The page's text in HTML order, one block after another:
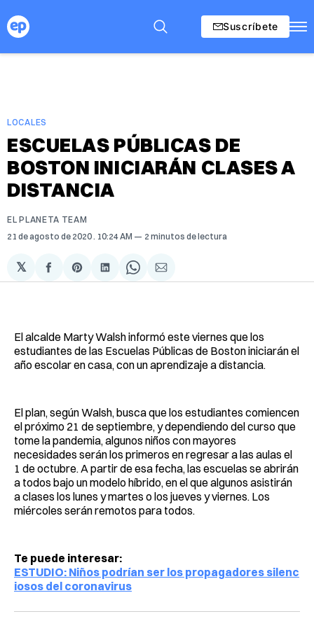
Suscríbete
LOCALES
ESCUELAS PÚBLICAS DE
BOSTON INICIARÁN CLASES A
DISTANCIA
EL PLANETA TEAM
21 de agosto de 2020 . 10:24 AM 2 minutos de lectura
𝕏
Compartir
en
Share
on
Compartir
en
Share
on
Compartir
via
El alcalde Marty Walsh informó este viernes que los
estudiantes de las Escuelas Públicas de Boston iniciarán el
año escolar en casa, con un aprendizaje a distancia.
El plan, según Walsh, busca que los estudiantes comiencen
el próximo 21 de septiembre, y dependiendo del curso que
tome la pandemia, algunos niños con mayores
necesidades serán los primeros en regresar a las aulas el
1 de octubre. A partir de esa fecha, las escuelas se abrirán
a todos bajo un modelo híbrido, en el que algunos asistirán
a clases los lunes y martes o los jueves y viernes. Los
miércoles serán remotos para todos.
Te puede interesar:
ESTUDIO: Niños podrían ser los propagadores silenc
iosos del coronavirus